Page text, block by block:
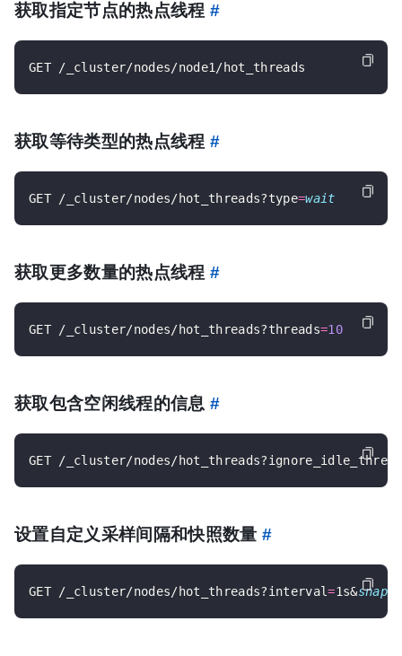
获取指定节点的热点线程 #
获取等待类型的热点线程 #
GET /_cluster/nodes/hot_threads?type=wait
获取更多数量的热点线程 #
GET /_cluster/nodes/hot_threads?threads=10
获取包含空闲线程的信息 #
GET /_cluster/nodes/
设置自定义采样间隔和快照数量 #
GET /_cluster/nodes/hot_threads?interval=1s&